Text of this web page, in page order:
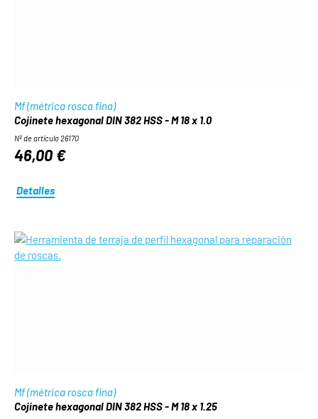
Mf (métrica rosca fina)
Cojinete hexagonal DIN 382 HSS - M 18 x 1.0
Nº de artículo 26170
46,00 €
Detalles
Mf (métrica rosca fina)
Cojinete hexagonal DIN 382 HSS - M 18 x 1.25